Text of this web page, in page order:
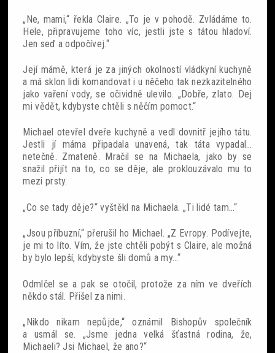
„Ne, mami,“ řekla Claire. „To je v pohodě. Zvládáme to.
Hele, připravujeme toho víc, jestli jste s tátou hladoví.
Jen seď a odpočívej.“
Její mámě, která je za jiných okolností vládkyní kuchyně
a má sklon lidi komandovat i u něčeho tak nezkazitelného
jako vaření vody, se očividně ulevilo. „Dobře, zlato. Dej
mi vědět, kdybyste chtěli s něčím pomoct.“
Michael otevřel dveře kuchyně a vedl dovnitř jejího tátu.
Jestli jí máma připadala unavená, tak táta vypadal…
netečně. Zmateně. Mračil se na Michaela, jako by se
snažil přijít na to, co se děje, ale proklouzávalo mu to
mezi prsty.
„Co se tady děje?“ vyštěkl na Michaela. „Ti lidé tam…“
„Jsou příbuzní,“ přerušil ho Michael. „Z Evropy. Podívejte,
je mi to líto. Vím, že jste chtěli pobýt s Claire, ale možná
by bylo lepší, kdybyste šli domů a my…“
Odmlčel se a pak se otočil, protože za ním ve dveřích
někdo stál. Přišel za nimi.
„Nikdo nikam nepůjde,“ oznámil Bishopův společník
a usmál se. „Jsme jedna velká šťastná rodina, že,
Michaeli? Jsi Michael, že ano?“